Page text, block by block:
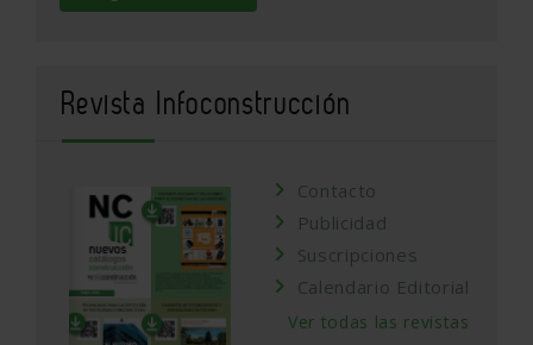
Revista Infoconstrucción
Contacto
Publicidad
Suscripciones
Calendario Editorial
Ver todas las revistas